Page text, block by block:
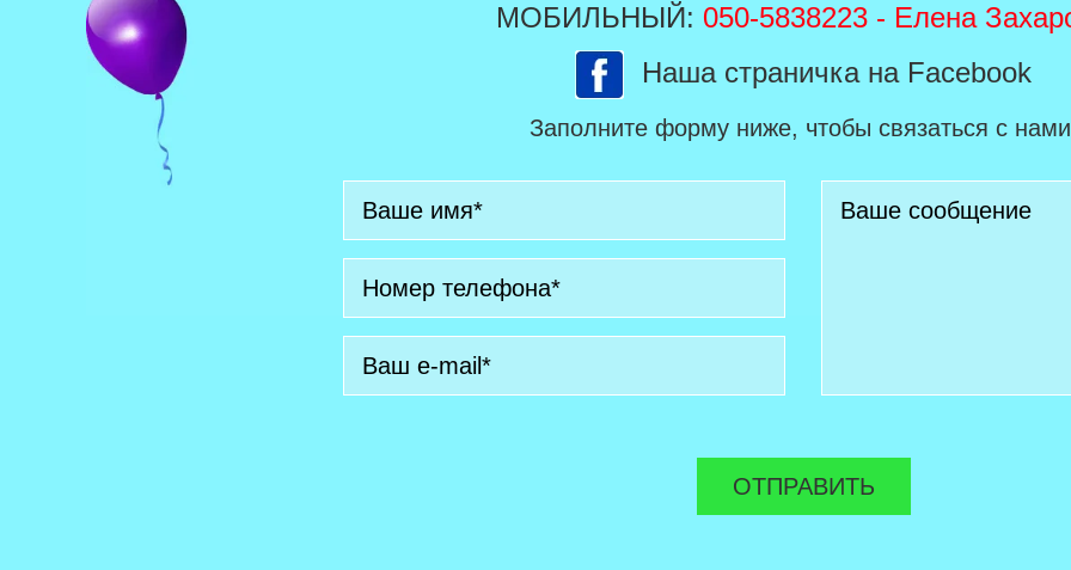
МОБИЛЬНЫЙ: 050-5838223 - Елена
Наша страничка на Facebook
Заполните форму ниже, чтобы связаться с